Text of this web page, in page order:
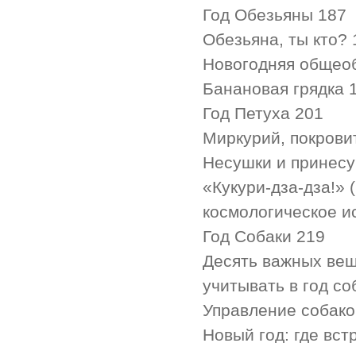
Год Обезьяны 187
Обезьяна, ты кто?
Новогодняя
Банановая грядка
Год Петуха 201
Миркурий,
Несушки и
«Кукури-дза-дза!»
космологическое
Год Собаки 219
Десять важных
учитывать в год
Управление
Новый год: где